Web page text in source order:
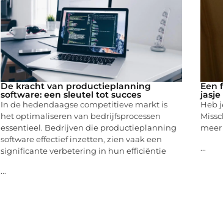
De kracht van productieplanning
software: een sleutel tot succes
In de hedendaagse competitieve markt is
het optimaliseren van bedrijfsprocessen
essentieel. Bedrijven die productieplanning
software effectief inzetten, zien vaak een
significante verbetering in hun efficiëntie
...
Een
jasje
Heb
...